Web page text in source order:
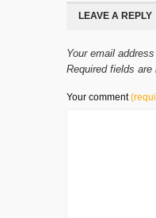
LEAVE A REPLY
Your email
Required fields are
Your comment